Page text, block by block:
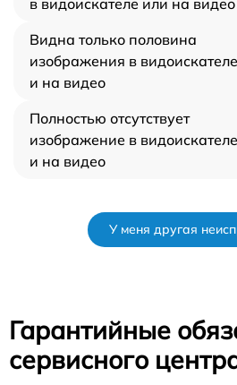
в видоискателе или на видео
Видна только половина
изображения в видоискателе
и на видео
Полностью отсутствует
изображение в видоискателе
и на видео
У меня другая
Гарантийные
сервисного